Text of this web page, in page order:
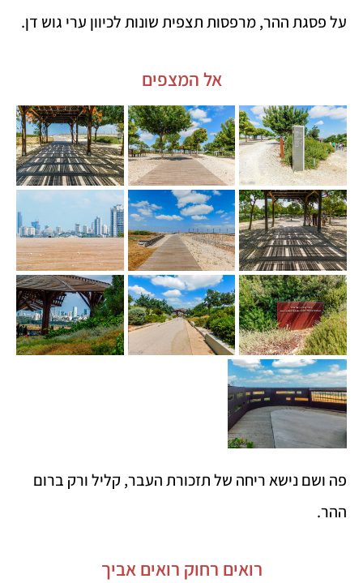
על פסגת ההר, מרפסות תצפית שונות לכיוון ערי גוש דן.
אל המצפים
פה ושם נישא ריחה של תזכורת העבר, קליל ורק ברום
ההר.
רואים רחוק רואים אביך